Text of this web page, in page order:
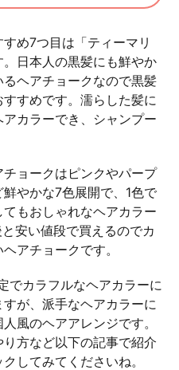
め7つ目は「ティーマリ
日本人の黒髪にも鮮やか
ヘアチョークなので黒髪
すめです。濡らした髪に
カラーでき、シャンプー
チョークはピンクやパープ
やかな7色展開で、1色で
もおしゃれなヘアカラー
安い値段で買えるのでカ
アチョークです。
でカラフルなヘアカラーに
が、派手なヘアカラーに
風のヘアアレンジです。
方など以下の記事で紹介
してみてくださいね。